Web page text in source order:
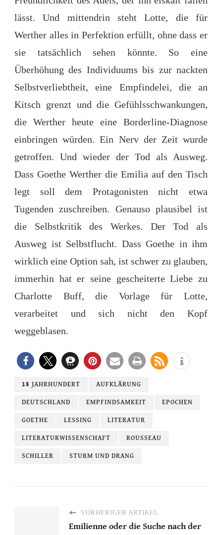
lässt. Und mittendrin steht Lotte, die für
Werther alles in Perfektion erfüllt, ohne dass er
sie tatsächlich sehen könnte. So eine
Überhöhung des Individuums bis zur nackten
Selbstverliebtheit, eine Empfindelei, die an
Kitsch grenzt und die Gefühlsschwankungen,
die Werther heute eine Borderline-Diagnose
einbringen würden. Ein Nerv der Zeit wurde
getroffen. Und wieder der Tod als Ausweg.
Dass Goethe Werther die Emilia auf den Tisch
legt soll dem Protagonisten nicht etwa
Tugenden zuschreiben. Genauso plausibel ist
die Selbstkritik des Werkes. Der Tod als
Ausweg ist Selbstflucht. Dass Goethe in ihm
wirklich eine Option sah, ist schwer zu glauben,
immerhin hat er seine gescheiterte Liebe zu
Charlotte Buff, die Vorlage für Lotte,
verarbeitet und sich nicht den Kopf
weggeblasen.
18 JAHRHUNDERT AUFKLÄRUNG
DEUTSCHLAND EMPFINDSAMKEIT EPOCHEN
GOETHE LESSING LITERATUR
LITERATURWISSENSCHAFT ROUSSEAU
SCHILLER STURM UND DRANG
VORHERIGER ARTIKEL
Emilienne oder die Suche nach der